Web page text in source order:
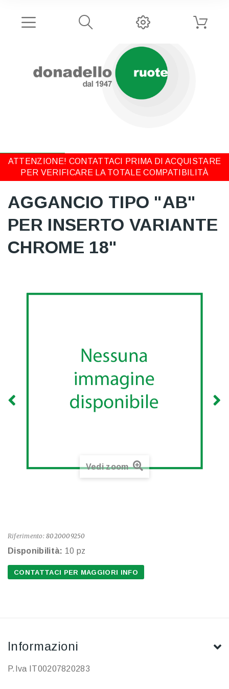
ATTENZIONE! CONTATTACI PRIMA DI ACQUISTARE
PER VERIFICARE LA TOTALE COMPATIBILITÀ
AGGANCIO TIPO "AB"
PER INSERTO VARIANTE
CHROME 18"
Vedi zoom
Riferimento: 8020009250
Disponibilità: 10 pz
CONTATTACI PER MAGGIORI INFO
Informazioni
P.Iva IT00207820283